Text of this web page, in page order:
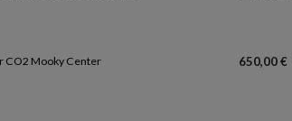
CO2 Mooky Center 650,00 €